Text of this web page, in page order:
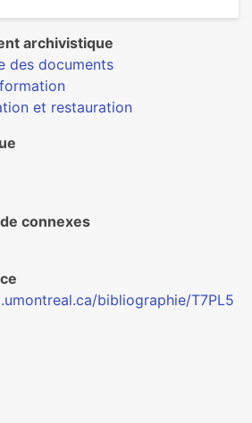
archivistique
des documents
et restauration
connexes
bibliographie/T7PL5